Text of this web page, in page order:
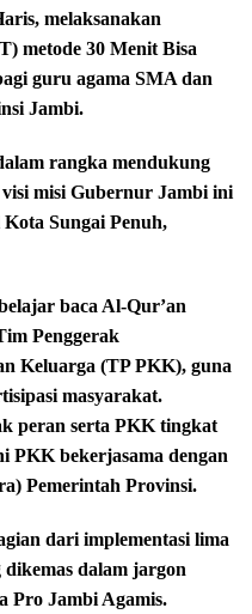
melaksanakan
metode 30 Menit Bisa
guru agama SMA dan
Jambi.
rangka mendukung
misi Gubernur Jambi ini
Sungai Penuh,
baca Al-Qur’an
Penggerak
Keluarga (TP PKK), guna
masyarakat.
peran serta PKK tingkat
PKK bekerjasama dengan
Pemerintah Provinsi.
dari implementasi lima
dalam jargon
Pro Jambi Agamis.